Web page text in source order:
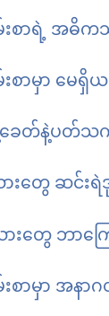
းစာရဲ့ အဓိ
စာမှာ မေ
ေတ်နဲ့ပတ်သက်
တွေ ဆင်းရဲ
တွေ ဘာကြ
းစာမှာ